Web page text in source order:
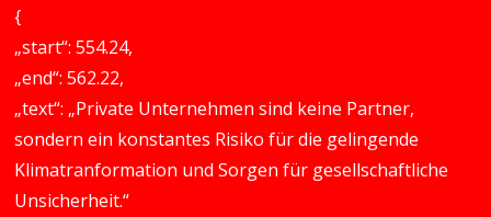
{
„start“: 554.24,
„end“: 562.22,
„text“: „Private Unternehmen sind keine Partner,
sondern ein konstantes Risiko für die gelingende
Klimatranformation und Sorgen für gesellschaftliche
Unsicherheit.“